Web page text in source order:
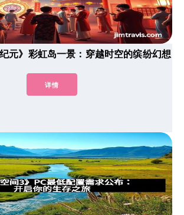
元》彩虹岛一景：穿越时空的缤纷幻想
详情